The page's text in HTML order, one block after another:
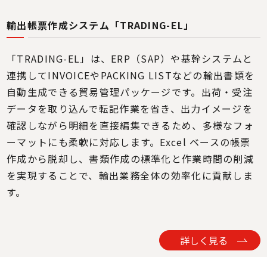
輸出帳票作成システム「TRADING-EL」
「TRADING-EL」は、ERP（SAP）や基幹システムと
連携してINVOICEやPACKING LISTなどの輸出書類を
自動生成できる貿易管理パッケージです。出荷・受注
データを取り込んで転記作業を省き、出力イメージを
確認しながら明細を直接編集できるため、多様なフォ
ーマットにも柔軟に対応します。Excel ベースの帳票
作成から脱却し、書類作成の標準化と作業時間の削減
を実現することで、輸出業務全体の効率化に貢献しま
す。
詳しく見る